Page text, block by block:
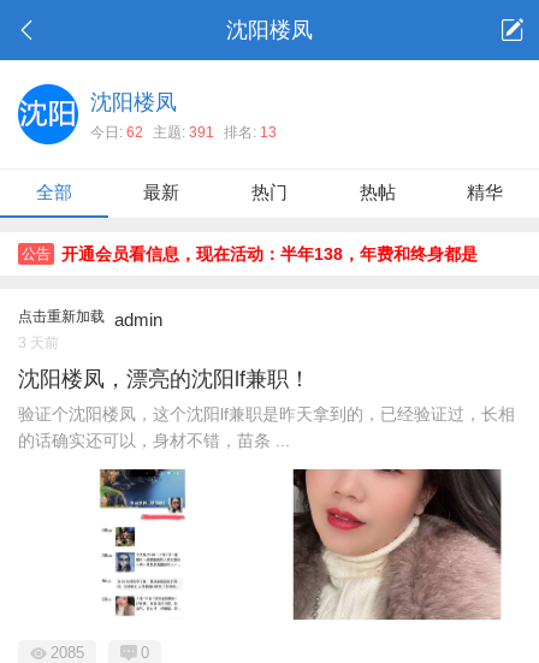
沈阳楼凤
沈阳楼凤
今日: 62 主题: 391 排名: 13
全部 最新 热门 热帖 精华
公告 开通会员看信息，现在活动：半年138，年费和终身都是
点击重新加载 admin
3 天前
沈阳楼凤，漂亮的沈阳lf兼职！
验证个沈阳楼凤，这个沈阳lf兼职是昨天拿到的，已经验证过，长相
的话确实还可以，身材不错，苗条 ...
2085 0